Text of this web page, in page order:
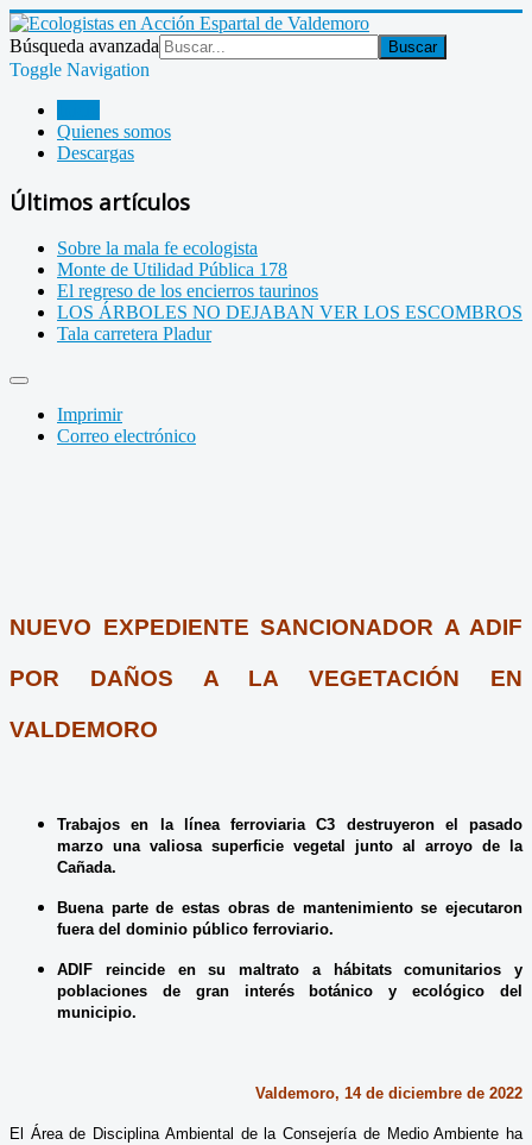
Búsqueda avanzada Buscar
Toggle Navigation
Quienes somos
Descargas
Últimos artículos
Sobre la mala fe ecologista
Monte de Utilidad Pública 178
El regreso de los encierros taurinos
LOS ÁRBOLES NO DEJABAN VER LOS ESCOMBROS
Tala carretera Pladur
Imprimir
Correo electrónico
NUEVO EXPEDIENTE SANCIONADOR A ADIF
POR DAÑOS A LA VEGETACIÓN EN
VALDEMORO
Trabajos en la línea ferroviaria C3 destruyeron el pasado
marzo una valiosa superficie vegetal junto al arroyo de la
Cañada.
Buena parte de estas obras de mantenimiento se ejecutaron
fuera del dominio público ferroviario.
ADIF reincide en su maltrato a hábitats comunitarios y
poblaciones de gran interés botánico y ecológico del
municipio.
Valdemoro, 14 de diciembre de 2022
El Área de Disciplina Ambiental de la Consejería de Medio Ambiente ha